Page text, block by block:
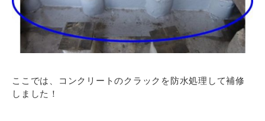
ここでは、コンクリートのクラックを防水処理して補修
しました！